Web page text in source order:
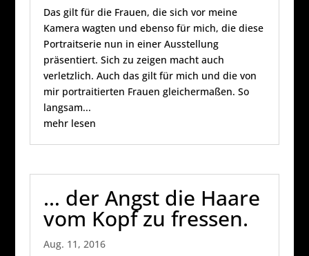
Das gilt für die Frauen, die sich vor meine
Kamera wagten und ebenso für mich, die diese
Portraitserie nun in einer Ausstellung
präsentiert. Sich zu zeigen macht auch
verletzlich. Auch das gilt für mich und die von
mir portraitierten Frauen gleichermaßen. So
langsam...
mehr lesen
… der Angst die Haare
vom Kopf zu fressen.
Aug. 11, 2016